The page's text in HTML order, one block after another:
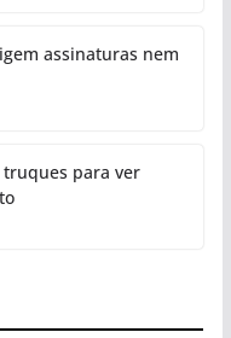
assinaturas nem
para ver